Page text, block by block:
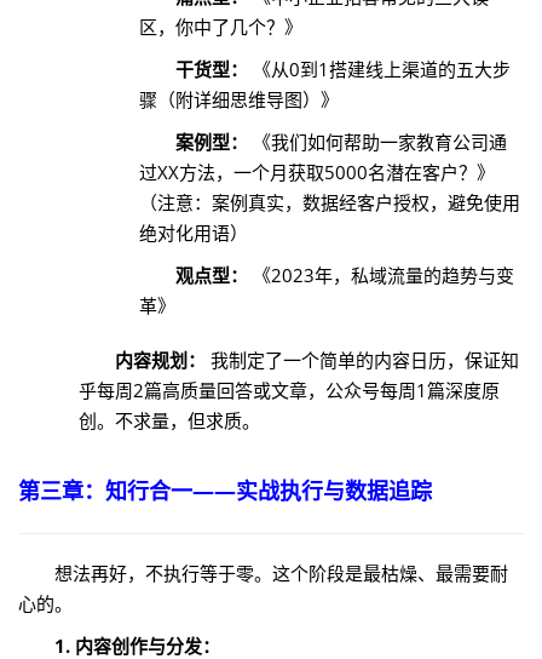
区，你中了几个？》
干货型：
《从0到1搭建线上渠道的五大步
骤（附详细思维导图）》
案例型：
《我们如何帮助一家教育公司通
过XX方法，一个月获取5000名潜在客户？》
（注意：案例真实，数据经客户授权，避免使用
绝对化用语）
观点型：
《2023年，私域流量的趋势与变
革》
内容规划：
我制定了一个简单的内容日历，保证知
乎每周2篇高质量回答或文章，公众号每周1篇深度原
创。不求量，但求质。
第三章：知行合一——实战执行与数据追踪
想法再好，不执行等于零。这个阶段是最枯燥、最需要耐
心的。
1. 内容创作与分发：